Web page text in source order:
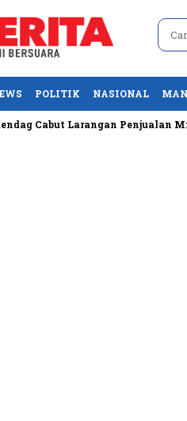
POLITIK NASIONAL
Larangan Penjualan Minyak